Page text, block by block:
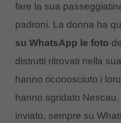
fare la sua
padroni. La donna ha
su WhatsApp le foto
distrutti ritrovati nella
hanno riconosciuto i
hanno sgridato
inviato, sempre su